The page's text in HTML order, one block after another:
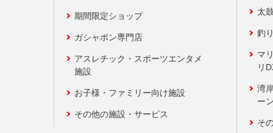
期間限定ショップ
ガシャポン専門店
アスレチック・スポーツエンタメ
施設
お子様・ファミリー向け施設
その他の施設・サービス
太
釣
マ
リ
湾
ー
そ